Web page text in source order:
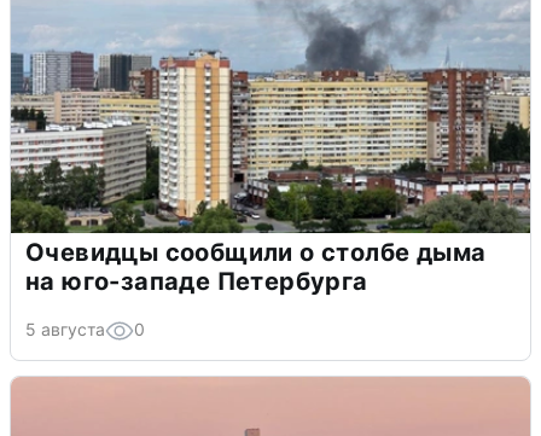
Очевидцы сообщили о столбе дыма
на юго-западе Петербурга
5 августа 0